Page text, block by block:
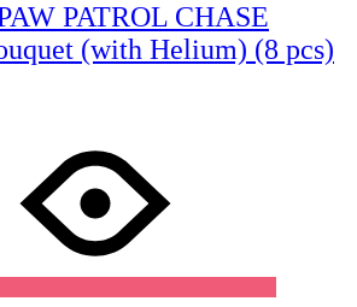
PATROL CHASE
(with Helium) (8 pcs)